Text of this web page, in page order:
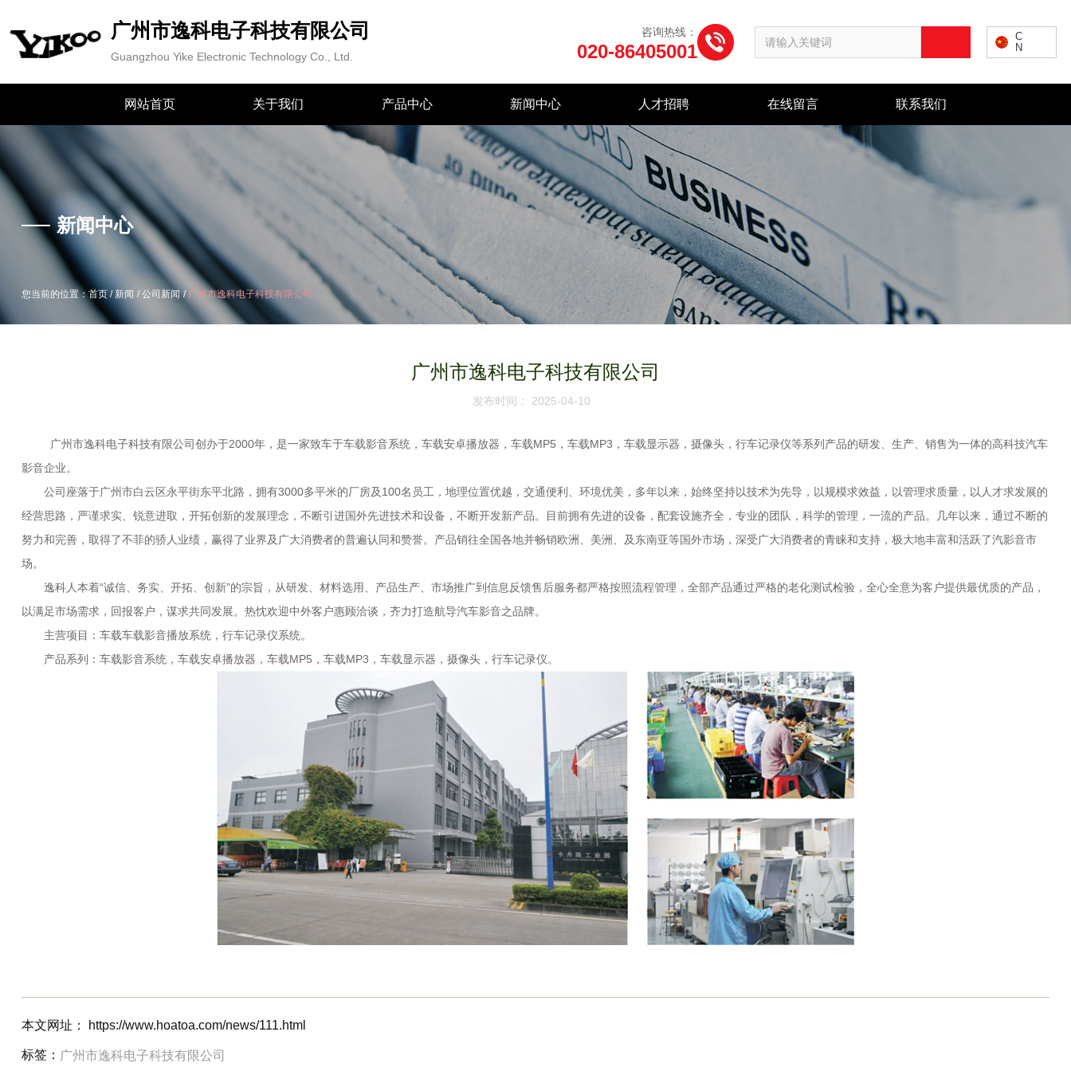
产品中心
您当前的位置：首页/新闻 广州市逸科电子科技有限公司
广州市逸科电子科技有限公司
Guangzhou Yike Electronic Technology Co., Ltd.
咨询热线：
020-86405001
C
N
网站首页 关于我们 产品中心 新闻中心 人才招聘 在线留言 联系我们
新闻中心
您当前的位置：首页/新闻 / 公司新闻 /广州市逸科电子科技有限公司
广州市逸科电子科技有限公司
发布时间： 2025-04-10
广州市逸科电子科技有限公司创办于2000年，是一家致车于车载影音系统，车载安卓播放器，车载MP5，车载MP3，车载显示器，摄像头，行车记录仪等系列产品的研发、生产、销售为一体的高科技汽车
影音企业。
公司座落于广州市白云区永平街东平北路，拥有3000多平米的厂房及100名员工，地理位置优越，交通便利、环境优美，多年以来，始终坚持以技术为先导，以规模求效益，以管理求质量，以人才求发展的
经营思路，严谨求实、锐意进取，开拓创新的发展理念，不断引进国外先进技术和设备，不断开发新产品。目前拥有先进的设备，配套设施齐全，专业的团队，科学的管理，一流的产品。几年以来，通过不断的
努力和完善，取得了不菲的骄人业绩，赢得了业界及广大消费者的普遍认同和赞誉。产品销往全国各地并畅销欧洲、美洲、及东南亚等国外市场，深受广大消费者的青睐和支持，极大地丰富和活跃了汽影音市
场。
逸科人本着“诚信、务实、开拓、创新”的宗旨，从研发、材料选用、产品生产、市场推广到信息反馈售后服务都严格按照流程管理，全部产品通过严格的老化测试检验，全心全意为客户提供最优质的产品，
以满足市场需求，回报客户，谋求共同发展。热忱欢迎中外客户惠顾洽谈，齐力打造航导汽车影音之品牌。
主营项目：车载车载影音播放系统，行车记录仪系统。
产品系列：车载影音系统，车载安卓播放器，车载MP5，车载MP3，车载显示器，摄像头，行车记录仪。
本文网址： https://www.hoatoa.com/news/111.html
标签： 广州市逸科电子科技有限公司